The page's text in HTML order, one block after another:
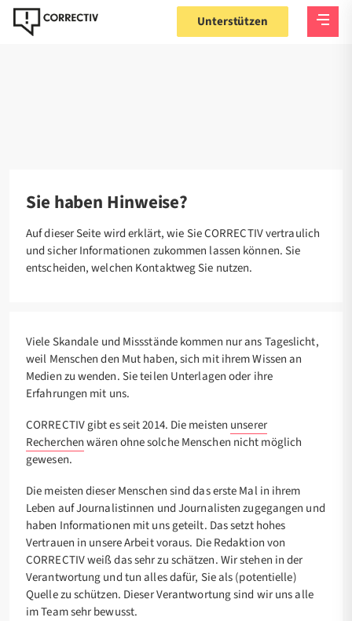
Unterstützen
Startseite Kontakt Hinweise geben
Sie haben Hinweise?
Auf dieser Seite wird erklärt, wie Sie CORRECTIV vertraulich
und sicher Informationen zukommen lassen können.Sie
entscheiden, welchen Kontaktweg Sie nutzen.
Viele Skandale und Missstände kommen nur ans Tageslicht,
weil Menschen den Mut haben, sich mit ihrem Wissen an
Medien zu wenden. Sie teilen Unterlagen oder ihre
Erfahrungen mit uns.
CORRECTIV gibt es seit 2014. Die meisten unserer
Recherchenwären ohne solche Menschen nicht möglich
gewesen.
Die meisten dieser Menschen sind das erste Mal in ihrem
Leben auf Journalistinnen und Journalisten zugegangen und
haben Informationen mit uns geteilt. Das setzt hohes
Vertrauen in unsere Arbeit voraus. Die Redaktion von
CORRECTIV weiß das sehr zu schätzen. Wir stehen in der
Verantwortung und tun alles dafür, Sie als (potentielle)
Quelle zu schützen. Dieser Verantwortung sind wir uns alle
im Team sehr bewusst.